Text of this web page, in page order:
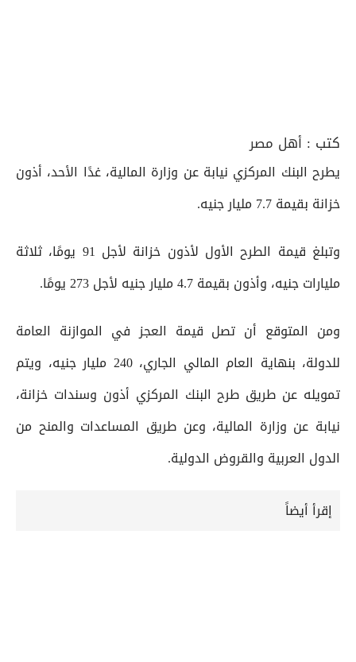
كتب : أهل مصر
يطرح البنك المركزي نيابة عن وزارة المالية، غدًا الأحد، أذون
خزانة بقيمة 7.7 مليار جنيه.
وتبلغ قيمة الطرح الأول لأذون خزانة لأجل 91 يومًا، ثلاثة
مليارات جنيه، وأذون بقيمة 4.7 مليار جنيه لأجل 273 يومًا.
ومن المتوقع أن تصل قيمة العجز في الموازنة العامة
للدولة، بنهاية العام المالي الجاري، 240 مليار جنيه، ويتم
تمويله عن طريق طرح البنك المركزي أذون وسندات خزانة،
نيابة عن وزارة المالية، وعن طريق المساعدات والمنح من
الدول العربية والقروض الدولية.
إقرأ أيضاً